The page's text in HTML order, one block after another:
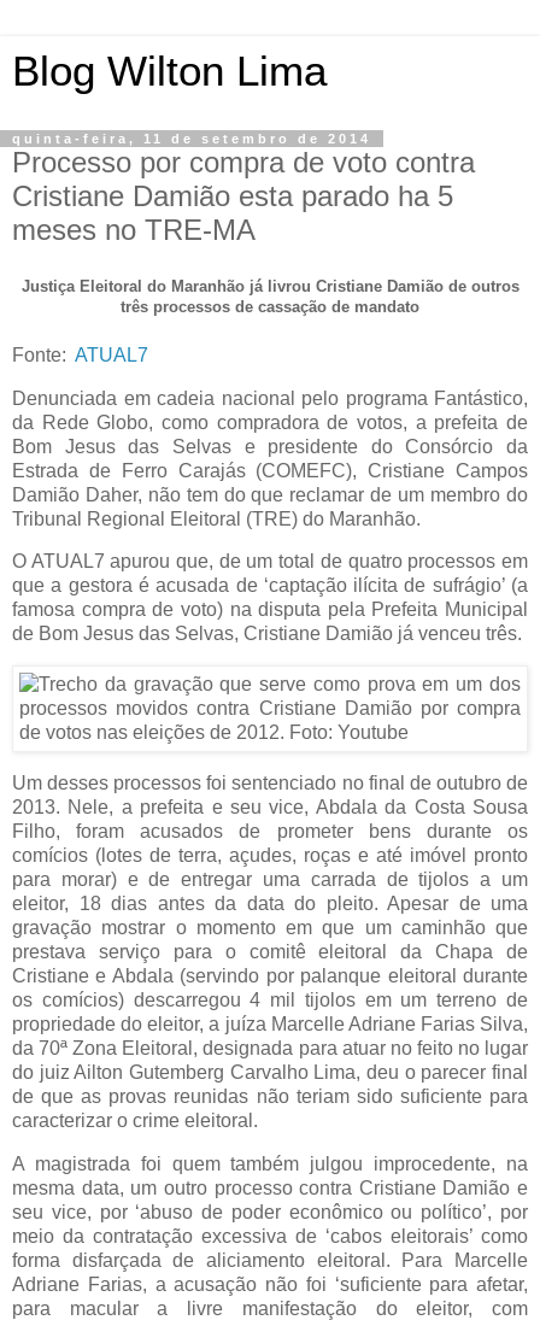
Blog Wilton Lima
quinta-feira, 11 de setembro de 2014
Processo por compra de voto contra
Cristiane Damião esta parado ha 5
meses no TRE-MA
Justiça Eleitoral do Maranhão já livrou Cristiane Damião de outros
três processos de cassação de mandato
Fonte: ATUAL7
Denunciada em cadeia nacional pelo programa Fantástico,
da Rede Globo, como compradora de votos, a prefeita de
Bom Jesus das Selvas e presidente do Consórcio da
Estrada de Ferro Carajás (COMEFC), Cristiane Campos
Damião Daher, não tem do que reclamar de um membro do
Tribunal Regional Eleitoral (TRE) do Maranhão.
O ATUAL7 apurou que, de um total de quatro processos em
que a gestora é acusada de ‘captação ilícita de sufrágio’ (a
famosa compra de voto) na disputa pela Prefeita Municipal
de Bom Jesus das Selvas, Cristiane Damião já venceu três.
Um desses processos foi sentenciado no final de outubro de
2013. Nele, a prefeita e seu vice, Abdala da Costa Sousa
Filho, foram acusados de prometer bens durante os
comícios (lotes de terra, açudes, roças e até imóvel pronto
para morar) e de entregar uma carrada de tijolos a um
eleitor, 18 dias antes da data do pleito. Apesar de uma
gravação mostrar o momento em que um caminhão que
prestava serviço para o comitê eleitoral da Chapa de
Cristiane e Abdala (servindo por palanque eleitoral durante
os comícios) descarregou 4 mil tijolos em um terreno de
propriedade do eleitor, a juíza Marcelle Adriane Farias Silva,
da 70ª Zona Eleitoral, designada para atuar no feito no lugar
do juiz Ailton Gutemberg Carvalho Lima, deu o parecer final
de que as provas reunidas não teriam sido suficiente para
caracterizar o crime eleitoral.
A magistrada foi quem também julgou improcedente, na
mesma data, um outro processo contra Cristiane Damião e
seu vice, por ‘abuso de poder econômico ou político’, por
meio da contratação excessiva de ‘cabos eleitorais’ como
forma disfarçada de aliciamento eleitoral. Para Marcelle
Adriane Farias, a acusação não foi ‘suficiente para afetar,
para macular a livre manifestação do eleitor, com